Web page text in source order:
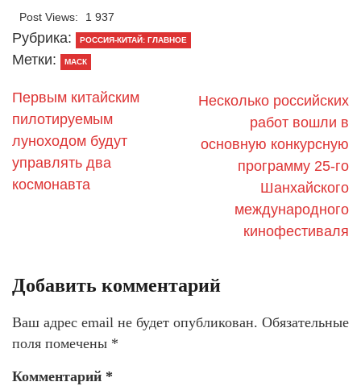
Post Views: 1 937
Рубрика: РОССИЯ-КИТАЙ: ГЛАВНОЕ
Метки: МАСК
Первым китайским
пилотируемым
луноходом будут
управлять два
космонавта
Несколько российских
работ вошли в
основную конкурсную
программу 25-го
Шанхайского
международного
кинофестиваля
Добавить комментарий
Ваш адрес email не будет опубликован. Обязательные
поля помечены *
Комментарий *